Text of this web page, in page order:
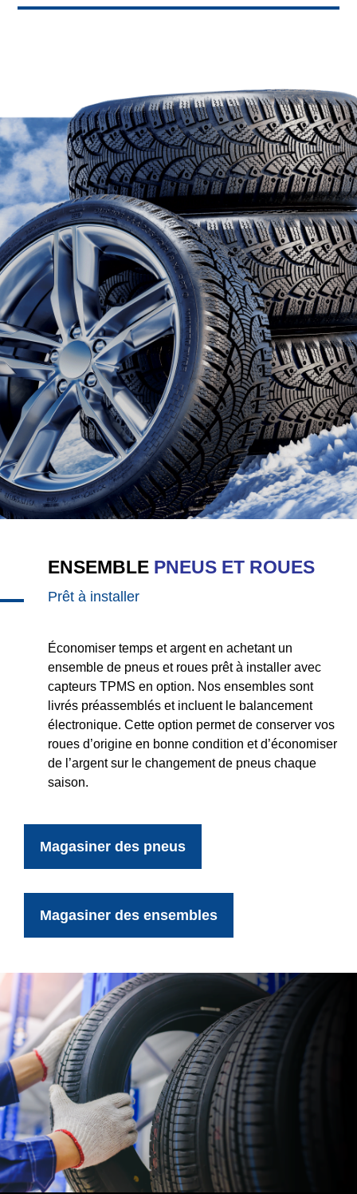
ENSEMBLE PNEUS ET ROUES
Prêt à installer
Économiser temps et argent en achetant un
ensemble de pneus et roues prêt à installer avec
capteurs TPMS en option. Nos ensembles sont
livrés préassemblés et incluent le balancement
électronique. Cette option permet de conserver vos
roues d’origine en bonne condition et d’économiser
de l’argent sur le changement de pneus chaque
saison.
Magasiner des pneus
Magasiner des ensembles